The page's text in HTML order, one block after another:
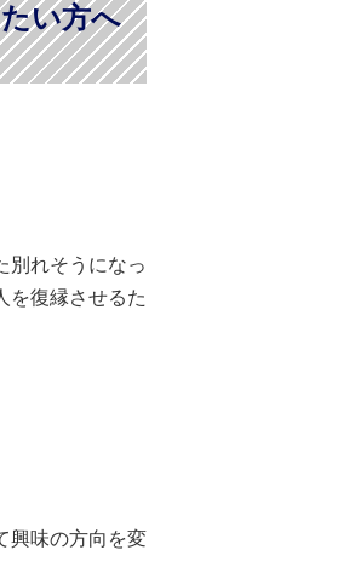
い方へ
別れそうになっ
を復縁させるた
興味の方向を変